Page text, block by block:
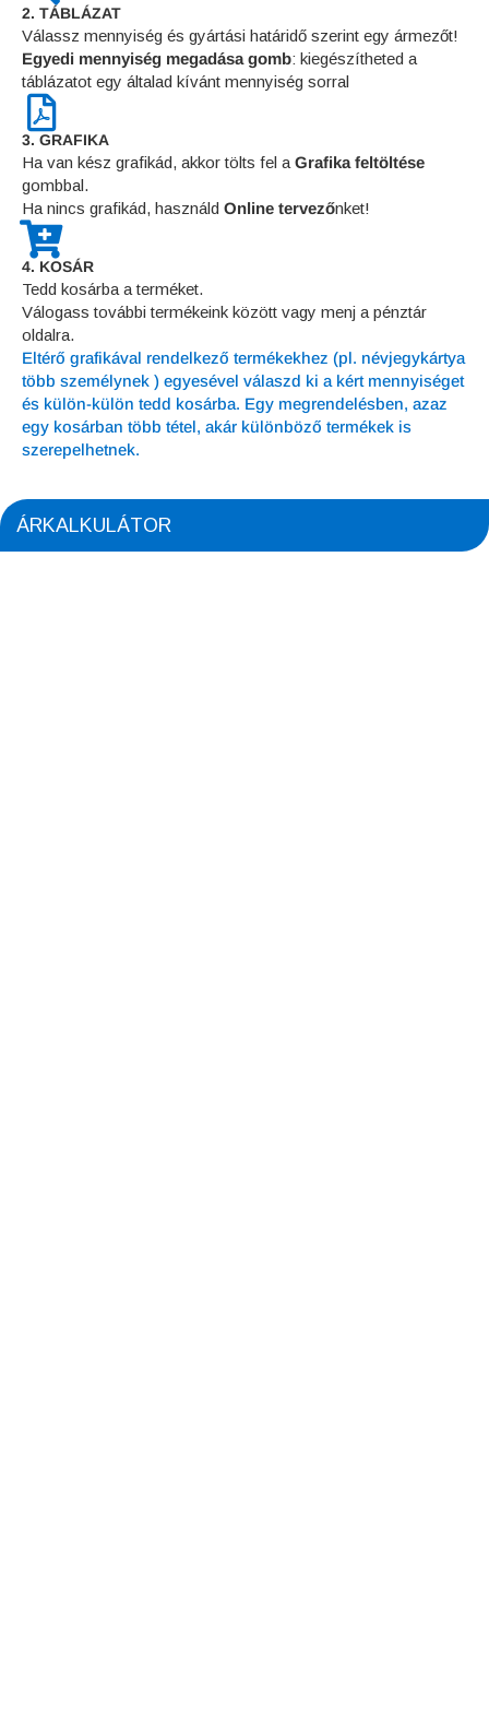
2. TÁBLÁZAT
Válassz mennyiség és gyártási határidő szerint egy ármezőt!
Egyedi mennyiség megadása gomb: kiegészítheted a
táblázatot egy általad kívánt mennyiség sorral
3. GRAFIKA
Ha van kész grafikád, akkor tölts fel aGrafika feltöltése
gombbal.
Ha nincs grafikád, használd Online tervezőnket!
4. KOSÁR
Tedd kosárba a terméket.
Válogass további termékeink között vagy menj a pénztár
oldalra.
Eltérő grafikával rendelkező termékekhez (pl. névjegykártya
több személynek ) egyesével válaszd ki a kért mennyiséget
és külön-külön tedd kosárba. Egy megrendelésben, azaz
egy kosárban több tétel, akár különböző termékek is
szerepelhetnek.
ÁRKALKULÁTOR